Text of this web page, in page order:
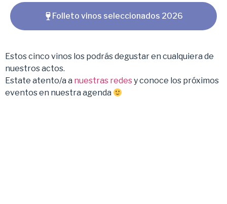
Folleto vinos seleccionados 2026
Estos cinco vinos los podrás degustar en cualquiera de
nuestros actos.
Estate atento/a a nuestras redesy conoce los próximos
eventos en nuestra agenda